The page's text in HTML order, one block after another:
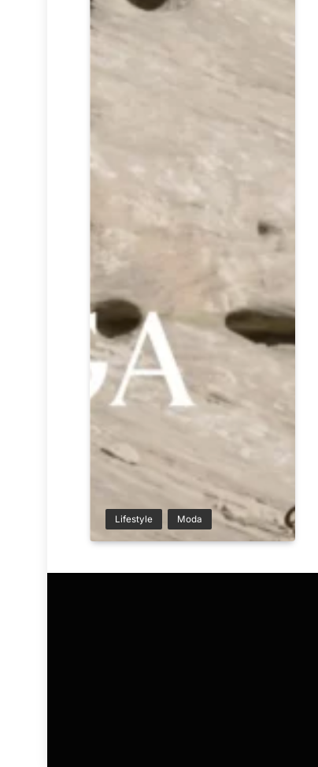
Lifestyle Moda